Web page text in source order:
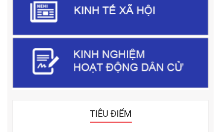
TIÊU ĐIỂM